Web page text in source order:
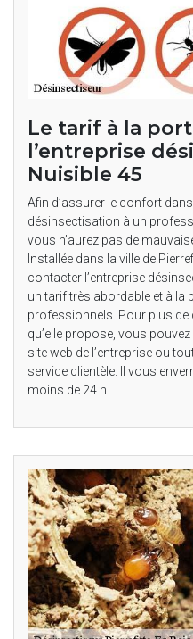
Le tarif à la
l’entreprise
Nuisible 45
Afin d’assurer le confort
désinsectisation à un
vous n’aurez pas de
Installée dans la ville de
contacter l’entreprise
un tarif très abordable et à la
professionnels. Pour plus
qu’elle propose, vous
site web de l’entreprise ou
service clientèle. Il vous
moins de 24 h.